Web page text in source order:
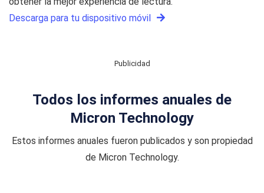
Descarga para tu dispositivo móvil
Publicidad
Todos los informes anuales de
Micron Technology
Estos informes anuales fueron publicados y son propiedad
de Micron Technology.